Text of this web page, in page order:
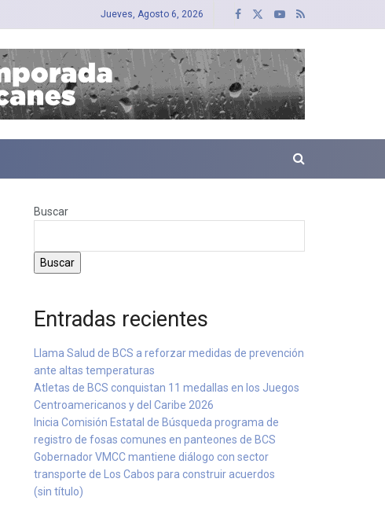
Jueves, Agosto 6, 2026
Buscar
Buscar
Entradas recientes
Llama Salud de BCS a reforzar medidas de prevención
ante altas temperaturas
Atletas de BCS conquistan 11 medallas en los Juegos
Centroamericanos y del Caribe 2026
Inicia Comisión Estatal de Búsqueda programa de
registro de fosas comunes en panteones de BCS
Gobernador VMCC mantiene diálogo con sector
transporte de Los Cabos para construir acuerdos
(sin título)